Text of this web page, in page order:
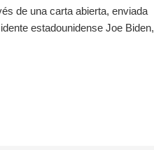
de una carta abierta, enviada
estadounidense Joe Biden,